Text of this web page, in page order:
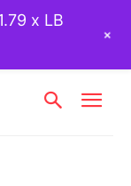
x LB
+